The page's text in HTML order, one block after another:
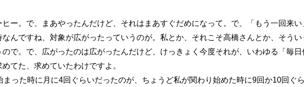
ー。で、まあやったんだけど、それはまあすぐだめになって。で、「もう一回来い
んですね、対象が広がったっていうのが。私とか、それこそ高橋さんとか、そう
ので。で、広がったのは広がったんだけど、けっきょく今度それが、いわゆる「毎日
てた、求めていたわけですよ。
った時に月に4回ぐらいだったのが、ちょうど私が関わり始めた時に9回か10回ぐ